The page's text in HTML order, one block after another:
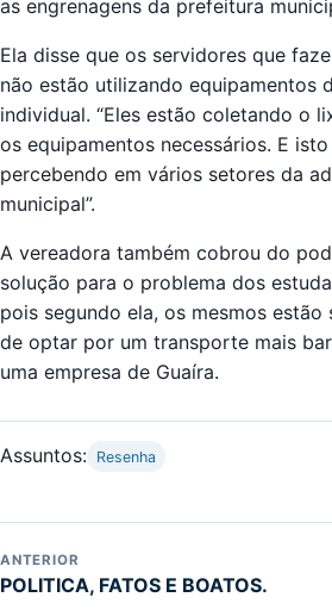
as engrenagens da prefeitura
Ela disse que os servidores que
não estão utilizando equipamentos
individual. “Eles estão coletando o
os equipamentos necessários. E
percebendo em vários setores da
municipal”.
A vereadora também cobrou do
solução para o problema dos
pois segundo ela, os mesmos estão
de optar por um transporte mais
uma empresa de Guaíra.
Assuntos: Resenha
ANTERIOR
POLITICA, FATOS E BOATOS.